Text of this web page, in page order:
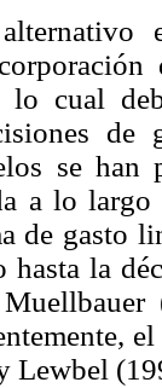
lo cual
se han
a lo
de gasto
la
Lewbel